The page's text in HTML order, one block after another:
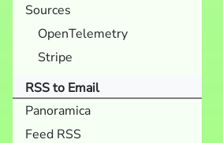
Sources
OpenTelemetry
Stripe
RSS to Email
Panoramica
Feed RSS